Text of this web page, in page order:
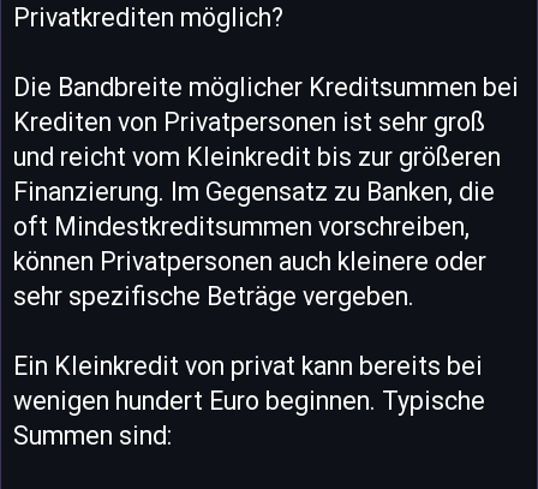
Privatkrediten möglich?
Die Bandbreite möglicher Kreditsummen bei
Krediten von Privatpersonen ist sehr groß
und reicht vom Kleinkredit bis zur größeren
Finanzierung. Im Gegensatz zu Banken, die
oft Mindestkreditsummen vorschreiben,
können Privatpersonen auch kleinere oder
sehr spezifische Beträge vergeben.
Ein Kleinkredit von privat kann bereits bei
wenigen hundert Euro beginnen. Typische
Summen sind: